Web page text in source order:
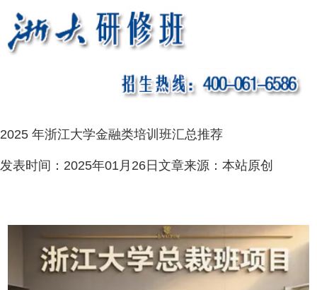
2025 年浙江大学金融类培训班汇总推荐
发表时间： 2025年01月26日 文章来源： 本站原创